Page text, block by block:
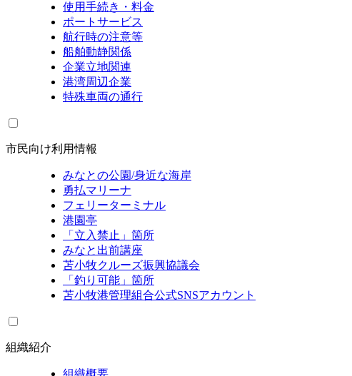
使用手続き・料金
ポートサービス
航行時の注意等
船舶動静関係
企業立地関連
港湾周辺企業
特殊車両の通行
市民向け利用情報
みなとの公園/身近な海岸
勇払マリーナ
フェリーターミナル
港園亭
「立入禁止」箇所
みなと出前講座
苫小牧クルーズ振興協議会
「釣り可能」箇所
苫小牧港管理組合公式SNSアカウント
組織紹介
組織概要